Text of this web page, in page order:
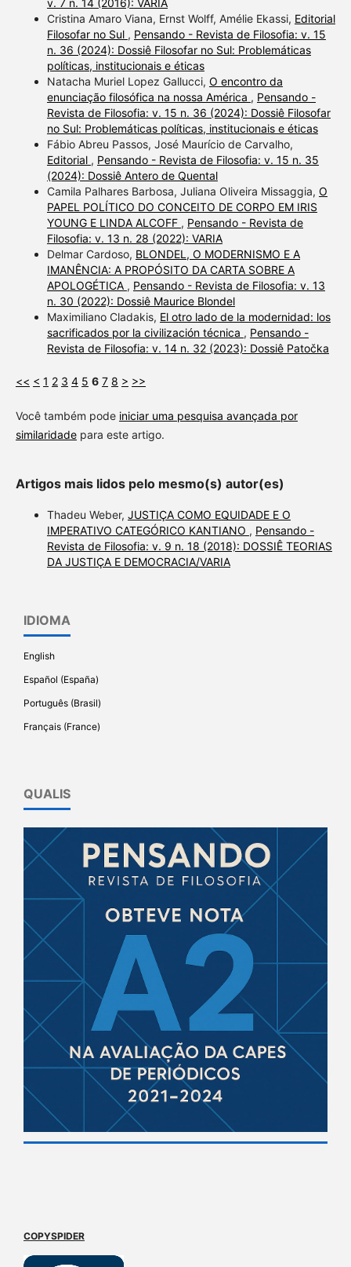
v. 7 n. 14 (2016): VARIA
Cristina Amaro Viana, Ernst Wolff, Amélie Ekassi, Editorial
Filosofar no Sul , Pensando - Revista de Filosofia: v. 15
n. 36 (2024): Dossiê Filosofar no Sul: Problemáticas
políticas, institucionais e éticas
Natacha Muriel Lopez Gallucci, O encontro da
enunciação filosófica na nossa América , Pensando -
Revista de Filosofia: v. 15 n. 36 (2024): Dossiê Filosofar
no Sul: Problemáticas políticas, institucionais e éticas
Fábio Abreu Passos, José Maurício de Carvalho,
Editorial , Pensando - Revista de Filosofia: v. 15 n. 35
(2024): Dossiê Antero de Quental
Camila Palhares Barbosa, Juliana Oliveira Missaggia, O
PAPEL POLÍTICO DO CONCEITO DE CORPO EM IRIS
YOUNG E LINDA ALCOFF , Pensando - Revista de
Filosofia: v. 13 n. 28 (2022): VARIA
Delmar Cardoso, BLONDEL, O MODERNISMO E A
IMANÊNCIA: A PROPÓSITO DA CARTA SOBRE A
APOLOGÉTICA , Pensando - Revista de Filosofia: v. 13
n. 30 (2022): Dossiê Maurice Blondel
Maximiliano Cladakis, El otro lado de la modernidad: los
sacrificados por la civilización técnica , Pensando -
Revista de Filosofia: v. 14 n. 32 (2023): Dossiê Patočka
<< < 1 2 3 4 5 6 7 8 > >>
Você também pode iniciar uma pesquisa avançada por
similaridadepara este artigo.
Artigos mais lidos pelo mesmo(s) autor(es)
Thadeu Weber, JUSTIÇA COMO EQUIDADE E O
IMPERATIVO CATEGÓRICO KANTIANO , Pensando -
Revista de Filosofia: v. 9 n. 18 (2018): DOSSIÊ TEORIAS
DA JUSTIÇA E DEMOCRACIA/VARIA
IDIOMA
English
Español (España)
Português (Brasil)
Français (France)
QUALIS
COPYSPIDER